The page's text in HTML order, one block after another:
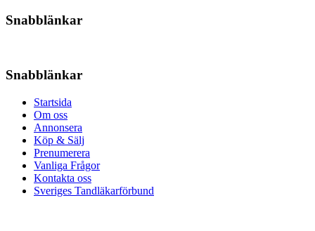
Snabblänkar
Snabblänkar
Startsida
Om oss
Annonsera
Köp & Sälj
Prenumerera
Vanliga Frågor
Kontakta oss
Sveriges Tandläkarförbund